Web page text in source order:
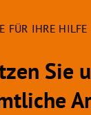
FÜR IHRE HILFE
Sie